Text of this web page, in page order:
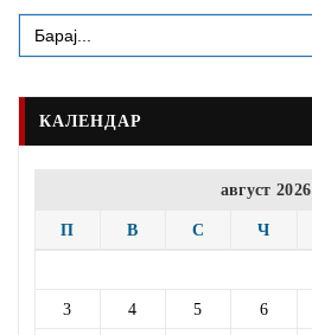
Search
for:
КАЛЕНДАР
август 2026
П В С Ч
3 4 5 6